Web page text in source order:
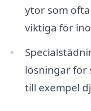
ytor som
viktiga för
lösningar för
till exempel